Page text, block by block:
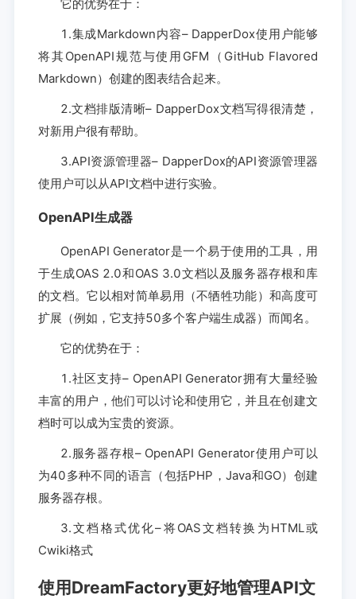
它的优势在于：
1.集成Markdown内容– DapperDox使用户能够
将其OpenAPI规范与使用GFM（GitHub Flavored
Markdown）创建的图表结合起来。
2.文档排版清晰– DapperDox文档写得很清楚，
对新用户很有帮助。
3.API资源管理器– DapperDox的API资源管理器
使用户可以从API文档中进行实验。
OpenAPI生成器
OpenAPI Generator是一个易于使用的工具，用
于生成OAS 2.0和OAS 3.0文档以及服务器存根和库
的文档。它以相对简单易用（不牺牲功能）和高度可
扩展（例如，它支持50多个客户端生成器）而闻名。
它的优势在于：
1.社区支持– OpenAPI Generator拥有大量经验
丰富的用户，他们可以讨论和使用它，并且在创建文
档时可以成为宝贵的资源。
2.服务器存根– OpenAPI Generator使用户可以
为40多种不同的语言（包括PHP，Java和GO）创建
服务器存根。
3.文档格式优化–将OAS文档转换为HTML或
Cwiki格式
使用DreamFactory更好地管理API文